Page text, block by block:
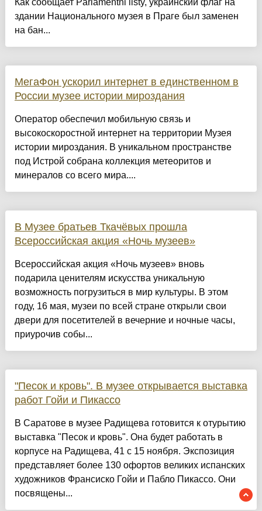
Как сообщает Parlamentni listy, украинский флаг на
здании Национального музея в Праге был заменен
на бан...
МегаФон ускорил интернет в единственном в
России музее истории мироздания
Оператор обеспечил мобильную связь и
высокоскоростной интернет на территории Музея
истории мироздания. В уникальном пространстве
под Истрой собрана коллекция метеоритов и
минералов со всего мира....
В Музее братьев Ткачёвых прошла
Всероссийская акция «Ночь музеев»
Всероссийская акция «Ночь музеев» вновь
подарила ценителям искусства уникальную
возможность погрузиться в мир культуры. В этом
году, 16 мая, музеи по всей стране открыли свои
двери для посетителей в вечерние и ночные часы,
приурочив собы...
"Песок и кровь". В музее открывается выставка
работ Гойи и Пикассо
В Саратове в музее Радищева готовится к отурытию
выставка "Песок и кровь". Она будет работать в
корпусе на Радищева, 41 с 15 ноября. Экспозиция
представляет более 130 офортов великих испанских
художников Франсиско Гойи и Пабло Пикассо. Они
посвящены...